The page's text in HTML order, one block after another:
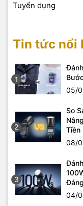
Tuyển dụng
Tin tức nổi
1
05/
2
So
Tiền
08/
3
04/